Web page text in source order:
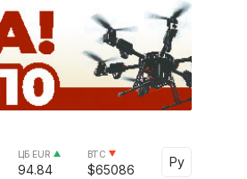
ЦБ EUR
94.84
BTC
$65086
Ру
Select